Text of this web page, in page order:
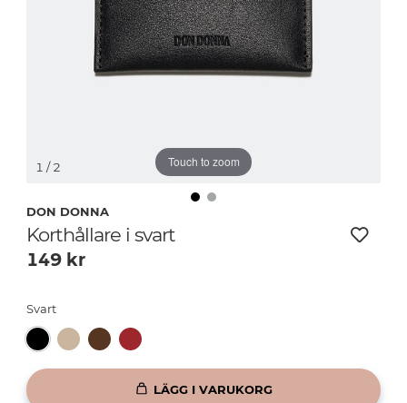
Touch to zoom
1 / 2
DON DONNA
Korthållare i svart
149 kr
Svart
LÄGG I VARUKORG